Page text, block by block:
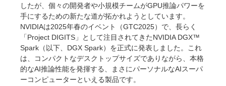
したが、個々の開発者や小規模チームがGPU推論パワーを
手にするための新たな道が拓かれようとしています。
NVIDIAは2025年春のイベント（GTC2025）で、長らく
「Project DIGITS」として注目されてきたNVIDIA DGX™
Spark（以下、DGX Spark）を正式に発表しました。これ
は、コンパクトなデスクトップサイズでありながら、本格
的なAI推論性能を発揮する、まさにパーソナルなAIスーパ
ーコンピューターといえる製品です。